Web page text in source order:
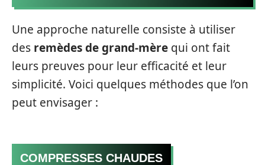
Une approche naturelle consiste à utiliser
des remèdes de grand-mère qui ont fait
leurs preuves pour leur efficacité et leur
simplicité. Voici quelques méthodes que l’on
peut envisager :
COMPRESSES CHAUDES